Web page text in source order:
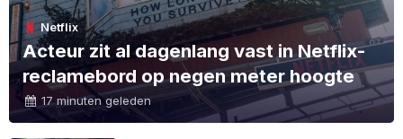
Netflix
Acteur zit al dagenlang vast in Netflix-
reclamebord op negen meter hoogte
17 minuten geleden